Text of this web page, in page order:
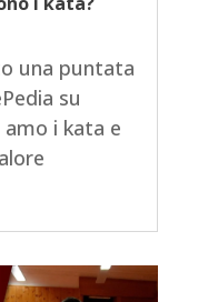
una puntata
su
i kata e